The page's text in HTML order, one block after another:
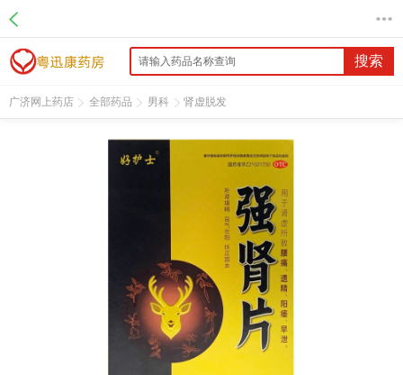
搜索
广济网上药店 全部药品 男科 肾虚脱发
名 称：强肾片
品 牌：好护士
规 格：0.63g*96片
价 格：￥298.00
厂家：辽宁好护士药业(集团)有限责任公司